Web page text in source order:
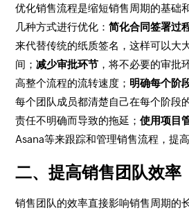
优化销售流程是缩短销售周期的基础
几种方式进行优化：简化合同签署过
来代替传统的纸质签名，这样可以大
间；减少审批环节 ，将不必要的审批
高整个流程的流转速度； 明确每个阶
每个团队成员都清楚自己在每个阶段
责任不明确而导致的拖延；使用项目
Asana等来跟踪和管理销售流程，提
二、提高销售团队效率
销售团队的效率直接影响销售周期的